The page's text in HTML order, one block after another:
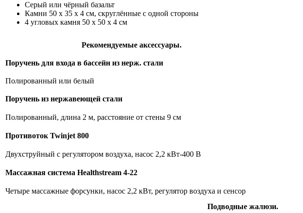
Серый или чёрный базальт
Камни 50 x 35 x 4 cм, скруглённые с одной стороны
4 угловых камня 50 x 50 x 4 cм
Рекомендуемые аксессуары.
Поручень для входа в бассейн из нерж. стали
Полированный или белый
Поручень из нержавеющей стали
Полированный, длина 2 м, расстояние от стены 9 см
Противоток Twinjet 800
Двухструйный с регулятором воздуха, насос 2,2 кВт-400 В
Массажная система Healthstream 4-22
Четыре массажные форсунки, насос 2,2 кВт, регулятор воздуха и сенсор
Подводные жалюзи.